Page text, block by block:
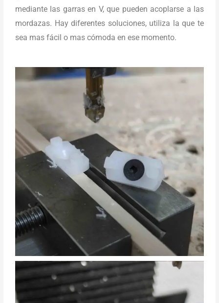
mediante las garras en V, que pueden acoplarse a las
mordazas. Hay diferentes soluciones, utiliza la que te
sea mas fácil o mas cómoda en ese momento.